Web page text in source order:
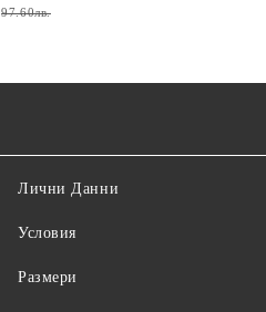
97.60лв.
Лични Данни
Условия
Размери